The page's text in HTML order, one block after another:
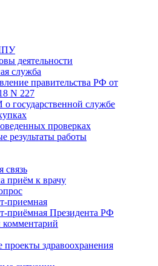
деятельности
служба
правительства РФ от
N 227
о государственной службе
проверках
результаты работы
связь
приём к врачу
приемная
приёмная Президента РФ
здравоохранения